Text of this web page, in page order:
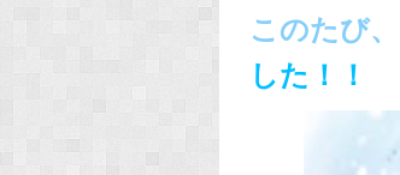
k
このたび、
した！！